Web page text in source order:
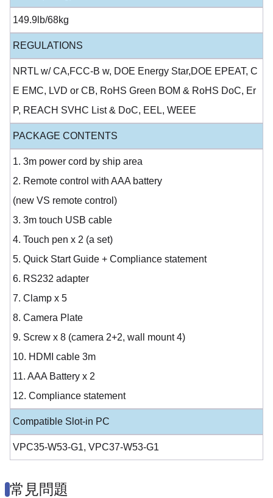
149.9lb/68kg
REGULATIONS
NRTL w/ CA,FCC-B w, DOE Energy Star,DOE EPEAT, C
E EMC, LVD or CB, RoHS Green BOM & RoHS DoC, Er
P, REACH SVHC List & DoC, EEL, WEEE
PACKAGE CONTENTS
1. 3m power cord by ship area
2. Remote control with AAA battery
(new VS remote control)
3. 3m touch USB cable
4. Touch pen x 2 (a set)
5. Quick Start Guide + Compliance statement
6. RS232 adapter
7. Clamp x 5
8. Camera Plate
9. Screw x 8 (camera 2+2, wall mount 4)
10. HDMI cable 3m
11. AAA Battery x 2
12. Compliance statement
Compatible Slot-in PC
VPC35-W53-G1, VPC37-W53-G1
常見問題